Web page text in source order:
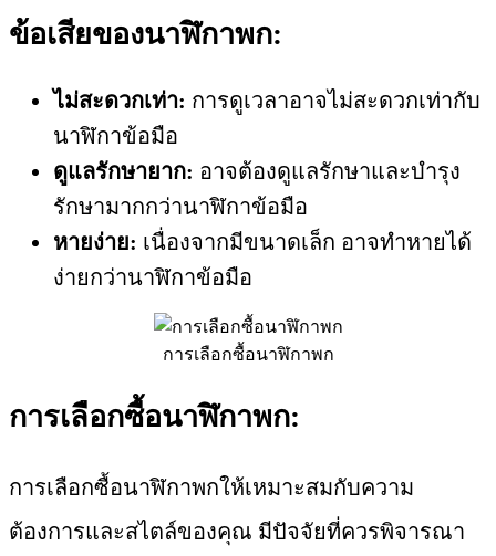
ข้อเสียของนาฬิกาพก:
ไม่สะดวกเท่า: การดูเวลาอาจไม่สะดวกเท่ากับ
นาฬิกาข้อมือ
ดูแลรักษายาก: อาจต้องดูแลรักษาและบำรุง
รักษามากกว่านาฬิกาข้อมือ
หายง่าย: เนื่องจากมีขนาดเล็ก อาจทำหายได้
ง่ายกว่านาฬิกาข้อมือ
การเลือกซื้อนาฬิกาพก
การเลือกซื้อนาฬิกาพก:
การเลือกซื้อนาฬิกาพกให้เหมาะสมกับความ
ต้องการและสไตล์ของคุณ มีปัจจัยที่ควรพิจารณา